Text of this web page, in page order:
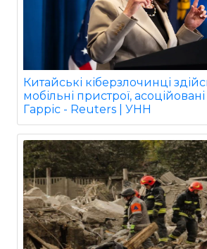
Китайські кіберзлочинці
мобільні пристрої,
Гарріс - Reuters | УНН